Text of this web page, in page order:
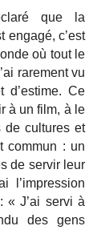
que la
engagé, c’est
où tout le
rarement vu
d’estime. Ce
à un film, à le
de cultures et
commun : un
de servir leur
l’impression
« J’ai servi à
des gens